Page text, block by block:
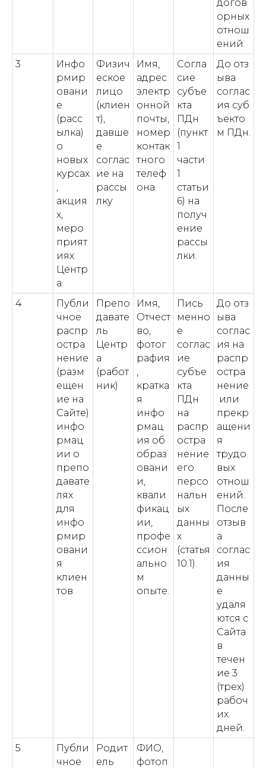
догов
орных
отнош
ений.
3
Инфо
рмир
овани
е
(расс
ылка)
о
новых
курсах
,
акция
х,
меро
прият
иях
Центр
а
Физич
еское
лицо
(клиен
т),
давше
е
соглас
ие на
рассы
лку
Имя,
адрес
электр
онной
почты,
номер
контак
тного
телеф
она.
Согла
сие
субъе
кта
ПДн
(пункт
1
части
1
статьи
6) на
получ
ение
рассы
лки.
До отз
ыва
соглас
ия суб
ъекто
м ПДн.
4
Публи
чное
распр
остра
нение
(разм
ещен
ие на
Сайте)
инфо
рмац
ии о
препо
давате
лях
для
инфо
рмир
овани
я
клиен
тов
Препо
давате
ль
Центр
а
(работ
ник)
Имя,
Отчест
во,
фотог
рафия
,
кратка
я
инфо
рмац
ия об
образ
овани
и,
квали
фикац
ии,
профе
ссион
ально
м
опыте.
Пись
менно
е
соглас
ие
субъе
кта
ПДн
на
распр
остра
нение
его
персо
нальн
ых
данны
х
(статья
10.1).
До отз
ыва
соглас
ия на
распр
остра
нение
или
прекр
ащени
я
трудо
вых
отнош
ений.
После
отзыв
а
соглас
ия
данны
е
удаля
ются с
Сайта
в
течен
ие 3
(трех)
рабоч
их
дней.
5
Публи
чное
Родит
ель
ФИО,
фотоп